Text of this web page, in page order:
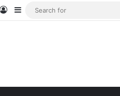
Log InSidebar